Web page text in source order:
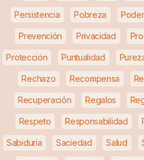
Persistencia Pobreza Poder
Prevención Privacidad
Protección Puntualidad
Rechazo Recompensa
Recuperación Regalos
Respeto Responsabilidad
Sabiduría Saciedad Salud